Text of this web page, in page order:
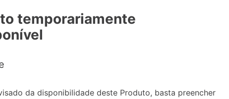
temporariamente
da disponibilidade deste Produto, basta preencher